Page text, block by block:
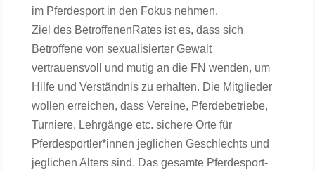
im Pferdesport in den Fokus nehmen.
Ziel des BetroffenenRates ist es, dass sich
Betroffene von sexualisierter Gewalt
vertrauensvoll und mutig an die FN wenden, um
Hilfe und Verständnis zu erhalten. Die Mitglieder
wollen erreichen, dass Vereine, Pferdebetriebe,
Turniere, Lehrgänge etc. sichere Orte für
Pferdesportler*innen jeglichen Geschlechts und
jeglichen Alters sind. Das gesamte Pferdesport-